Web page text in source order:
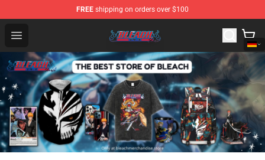
FREE shipping on orders over $100
Open menu
Bleach Store - Official Bleach Merchandise Shop